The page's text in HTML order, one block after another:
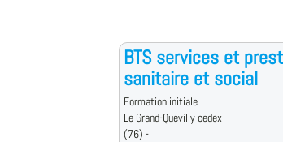
BTS services et
sanitaire et social
Formation initiale
Le Grand-Quevilly cedex
(76) -